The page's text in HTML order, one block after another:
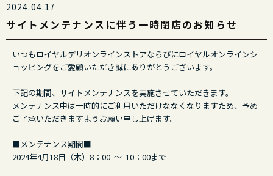
2024.04.17
サイトメンテナンスに伴う一時閉店のお知らせ
いつもロイヤルデリオンラインストアならびにロイヤルオンラインシ
ョッピングをご愛顧いただき誠にありがとうございます。
下記の期間、サイトメンテナンスを実施させていただきます。
メンテナンス中は一時的にご利用いただけななくなりますため、予め
ご了承いただきますようお願い申し上げます。
■メンテナンス期間■
2024年4月18日（木）8：00 ～ 10：00まで